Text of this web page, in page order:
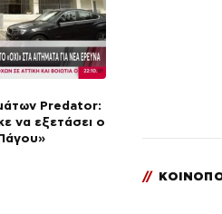
Predator:
να εξετάσει ο
//